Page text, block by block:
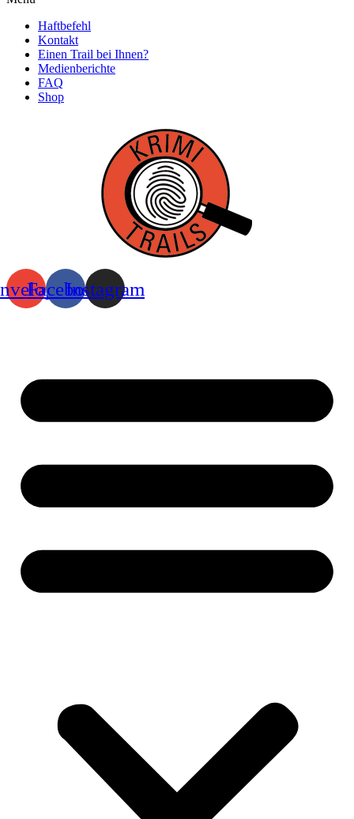
Haftbefehl
Kontakt
Einen Trail bei Ihnen?
Medienberichte
FAQ
Shop
FacebookInstagram